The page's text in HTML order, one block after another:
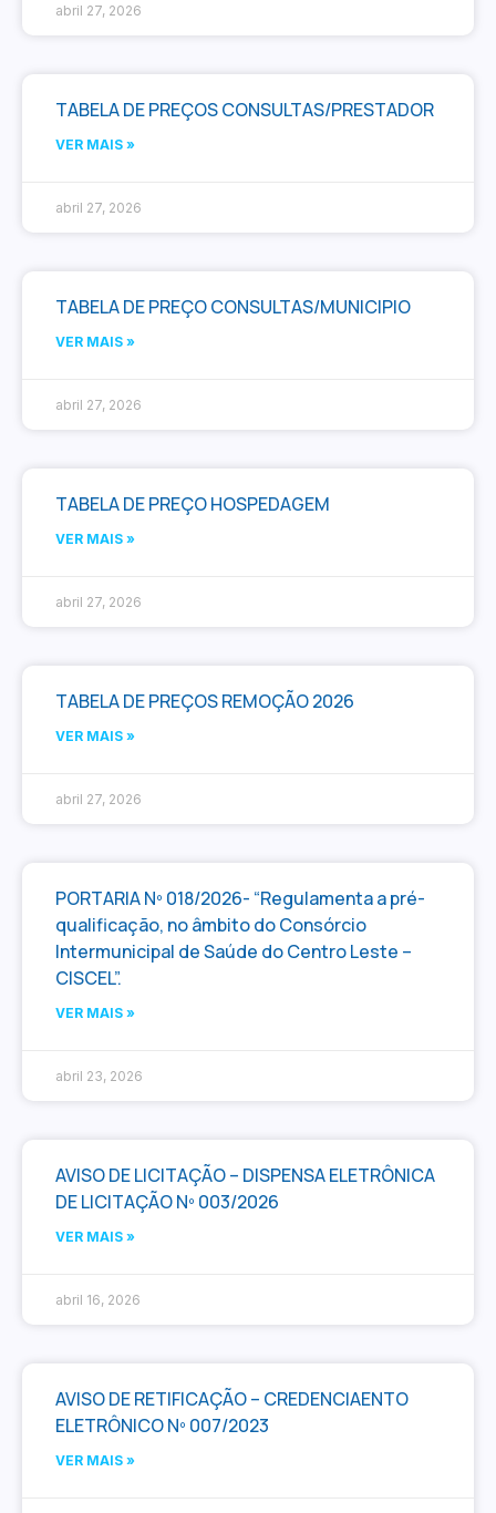
abril 27, 2026
TABELA DE PREÇOS CONSULTAS/PRESTADOR
VER MAIS »
abril 27, 2026
TABELA DE PREÇO CONSULTAS/MUNICIPIO
VER MAIS »
abril 27, 2026
TABELA DE PREÇO HOSPEDAGEM
VER MAIS »
abril 27, 2026
TABELA DE PREÇOS REMOÇÃO 2026
VER MAIS »
abril 27, 2026
PORTARIA Nº 018/2026- “Regulamenta a pré-
qualificação, no âmbito do Consórcio
Intermunicipal de Saúde do Centro Leste –
CISCEL”.
VER MAIS »
abril 23, 2026
AVISO DE LICITAÇÃO – DISPENSA ELETRÔNICA
DE LICITAÇÃO Nº 003/2026
VER MAIS »
abril 16, 2026
AVISO DE RETIFICAÇÃO – CREDENCIAENTO
ELETRÔNICO Nº 007/2023
VER MAIS »